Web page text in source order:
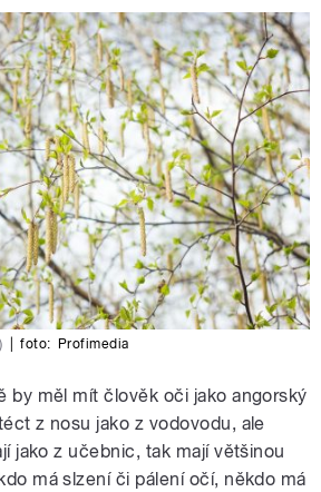
foto: Profimedia
by měl mít člověk oči jako angorský
z nosu jako z vodovodu, ale
jako z učebnic, tak mají většinou
má slzení či pálení očí, někdo má